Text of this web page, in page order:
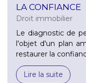
LA CONFIANCE
Droit immobilier
Le diagnostic de
l'objet d'un plan
restaurer la
Lire la suite